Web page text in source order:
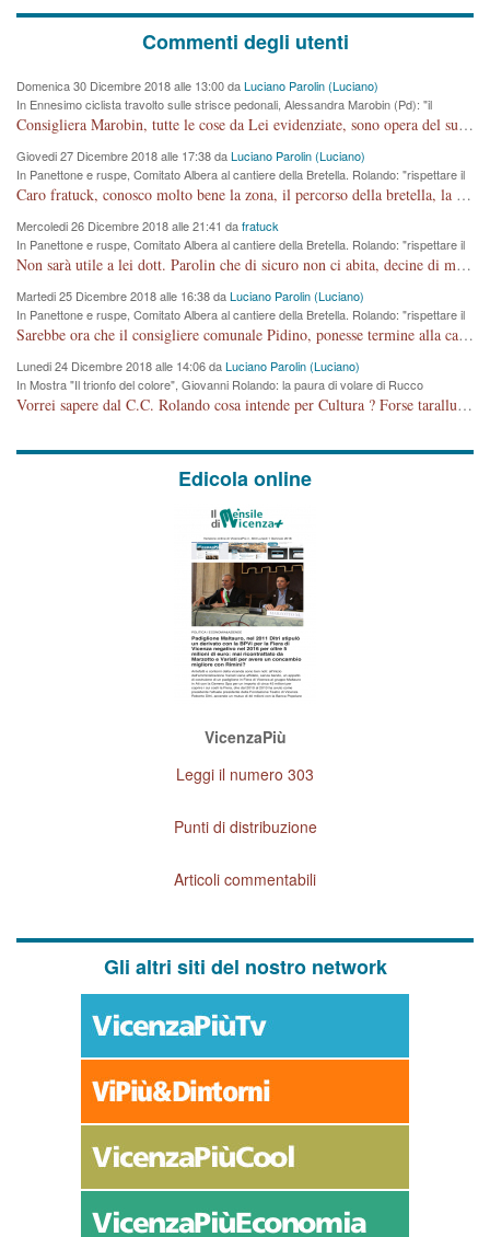
Commenti degli utenti
Domenica 30 Dicembre 2018 alle 13:00 daLuciano Parolin (Luciano)
In Ennesimo ciclista travolto sulle strisce pedonali, Alessandra Marobin (Pd): "il
Comune si svegli"
Consigliera Marobin, tutte le cose da Lei evidenziate, sono opera del suo ex Assessore e compagno di Partito Antonio Marco Dalla Pozza Assessore alla "progettazione" di piste ciclabili e altre porcherie. A lui manderei il conto da saldare per incidenti e danni alle persone. E' ora che "finiamola." Avete perso rassegnatevi. qui IL SINDACO RUCCO NON C'ENTRA PER NIENTE. CAPITO!!!!!!!! Amen.
Giovedi 27 Dicembre 2018 alle 17:38 daLuciano Parolin (Luciano)
In Panettone e ruspe, Comitato Albera al cantiere della Bretella. Rolando: "rispettare il
cronoprogramma"
Caro fratuck, conosco molto bene la zona, il percorso della bretella, la situazione dei cittadini, abito in Viale Trento. A partire dal 2003 ho partecipato al Comitato di Maddalene pro bretella, e a riunioni propositive per apportare modifiche al progetto. Numerose mie foto del territorio sono arrivate a Roma, altri miei interventi (non graditi dalla Sx) sono stati pubblicati dal GdV, assieme ad altri come Ciro Asproso, ora favorevole alla bretella. Ho partecipato alla raccolta firme per la chiusura della strada x 5 giorni eseguita dal Sindaco Hullwech per sforamento 180 Micro/g. Pertanto come impegno per la tematica sono apposto con la coscienza. Ora il Progetto è partito, fine! Voglio dire che la nuova Giunta "comunale" non c'entra più. L'opera sarà "malauguratamente" eseguita, ma non con il mio placet. Il Consigliere Comunale dovrebbe capire che la campagna elettorale è finita, con buona pace di tutti. Quello che invece dovrebbe interessare è la proprietà della strada, dall'uscita autostradale Ovest, sino alla Rotatoria dell'Albara, vi sono tre possessori: Autostrade SpA; La Provincia, il Comune. Come la mettiamo per il futuro ? I costi, da 50 sono saliti a 100 milioni di € come dire 20 milioni a KM (!) da non credere. Comunque si farà. Ma nessuno canti Vittoria, anzi meglio non farne un ulteriore fatto "partitico" per questioni elettorali o di seggio. Se mi manda la sua mail, sono disponibile ad inviare i documenti e le foto sopra descritte. Con ossequi, Luciano Parolin
Mercoledi 26 Dicembre 2018 alle 21:41 dafratuck
In Panettone e ruspe, Comitato Albera al cantiere della Bretella. Rolando: "rispettare il
cronoprogramma"
Non sarà utile a lei dott. Parolin che di sicuro non ci abita, decine di migliaia di TIR, automobili e padroncini che passano quotidianamente per una strada appena rotabile, non è più possibile stendere i panni, attraversare la strada senza rischiare la morte, le case stanno crepando, i tempi sono cambiati e la bretella non passerà assolutamente per maddalene (ma cosa sta a dire?!), dia invece responsabilità a chi ha costruito tagliando la strada che doveva invece terminare a isola vicentina e non al moracchino lasciando Motta di Costabissara ancora in panne di traffico. I tempi sono cambiati dottore e se l'anagrafe della vita stagna nell'essere umano impressioni conservatrici, la società non le considera perchè va avanti, si industrializza e ha bisogno di infrastrutture e di sviluppo. Ultima considerazione, se è geloso di Rolando perchè vede in lui solo campagne politiche mentre si difendono i SOLI diritti dei cittadini, la preghiamo faccia considerazioni più appropriate. Saluti e complimenti per i suoi scritti.
Martedi 25 Dicembre 2018 alle 16:38 daLuciano Parolin (Luciano)
In Panettone e ruspe, Comitato Albera al cantiere della Bretella. Rolando: "rispettare il
cronoprogramma"
Sarebbe ora che il consigliere comunale Pidino, ponesse termine alla campagna elettorale nel territorio del suo seggio Villaggio del Sole. La tiraca è iniziata, distruggerà 6 km di prateria ovest della città, ricca di fonti e sorgenti d'acqua. I cittadini di Maddalene non avranno più Pace la notte. Molta colpa per la costruzione di questa Strada è proprio del signor Rolando,dei suoi gazebo mobili e che vuol far passare questa opera VANDALICA come progetto "utile" a chi ? Non è cosa seria sig. Rolando!
Lunedi 24 Dicembre 2018 alle 14:06 daLuciano Parolin (Luciano)
In Mostra "Il trionfo del colore", Giovanni Rolando: la paura di volare di Rucco
Vorrei sapere dal C.C. Rolando cosa intende per Cultura ? Forse tarallucci, vino e sagre, o spaghetti tricolori del PD ? Il continuo (s)parlare della mostra a Palazzo Chiericati caro consigliere DANNEGGIA FORTEMENTE l'immagine della città TUTTA e fa deviare i consensi che in RUSSIA (badi bene ex U.R.S.S.) sono ECCELLENTI. A livello artistico l'evento è di alta Valenza culturale, COMPITO di Tutta la Cittadinanza fare il possibile per propagandare l'iniziativa senza farne UN CASO PARTITICO come fa Lei da sempre. Meno Gazebo + Partecipazione! E così sia. Amen.
Edicola online
VicenzaPiù
Leggi il numero 303
Punti di distribuzione
Articoli commentabili
Gli altri siti del nostro network